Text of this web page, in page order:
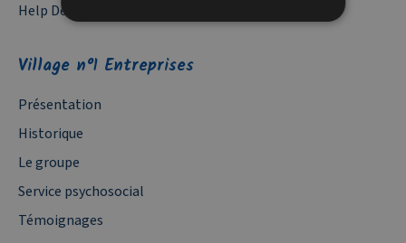
Help Desk
Village n°1 Entreprises
Présentation
Historique
Le groupe
Service psychosocial
Témoignages